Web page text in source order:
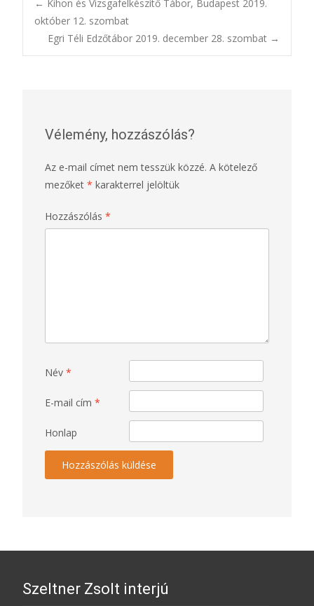
Post
navigation
← Kihon és Vizsgafelkészítő Tábor, Budapest 2019.
október 12. szombat
Egri Téli Edzőtábor 2019. december 28. szombat →
Vélemény, hozzászólás?
Az e-mail címet nem tesszük közzé. A kötelező
mezőket * karakterrel jelöltük
Hozzászólás *
Név *
E-mail cím *
Honlap
Szeltner Zsolt interjú